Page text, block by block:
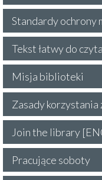
Standardy ochrony
Tekst łatwy do
Misja biblioteki
Zasady
Join the library
Pracujące soboty